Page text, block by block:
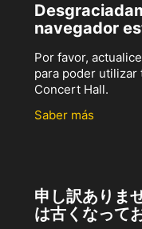
navegador
Por favor,
para poder utilizar
Concert Hall.
Saber más
申し訳ありま
は古くなって